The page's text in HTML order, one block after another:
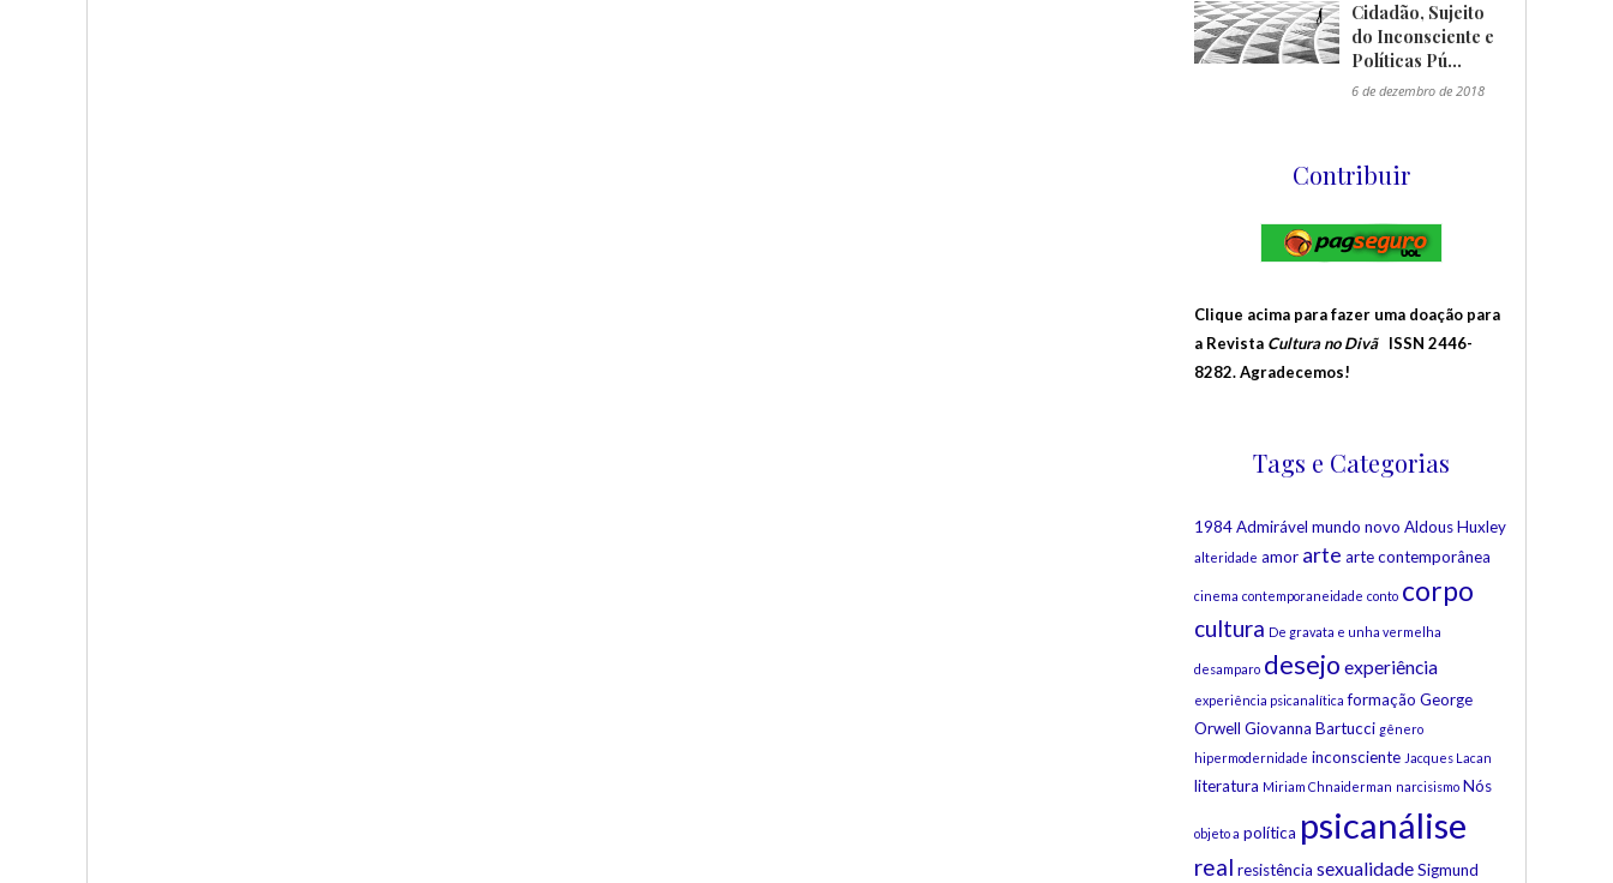
"/>
Cidadão, Sujeito
do Inconsciente e
Políticas Pú...
6 de dezembro de 2018
Contribuir
Clique acima para fazer uma doação para
a Revista Cultura no Divã ISSN 2446-
8282. Agradecemos!
Tags e Categorias
1984 Admirável mundo novo Aldous Huxley
alteridade amor arte arte contemporânea
cinema contemporaneidade conto corpo
cultura De gravata e unha vermelha
desamparo desejo experiência
experiência psicanalítica formação George
Orwell Giovanna Bartucci gênero
hipermodernidade inconsciente Jacques Lacan
literatura Miriam Chnaiderman narcisismo Nós
objeto a política psicanálise
real resistência sexualidade Sigmund